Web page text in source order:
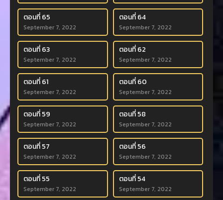
ตอนที่ 65
September 7, 2022
ตอนที่ 64
September 7, 2022
ตอนที่ 63
September 7, 2022
ตอนที่ 62
September 7, 2022
ตอนที่ 61
September 7, 2022
ตอนที่ 60
September 7, 2022
ตอนที่ 59
September 7, 2022
ตอนที่ 58
September 7, 2022
ตอนที่ 57
September 7, 2022
ตอนที่ 56
September 7, 2022
ตอนที่ 55
September 7, 2022
ตอนที่ 54
September 7, 2022